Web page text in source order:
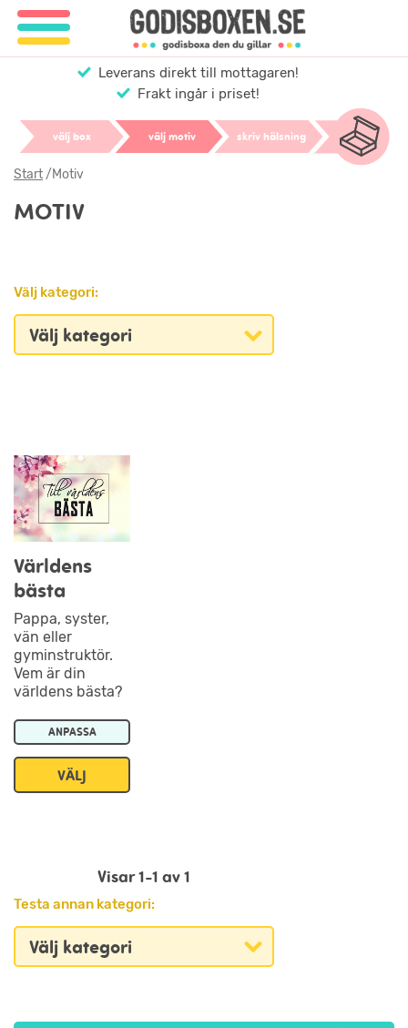
Leverans direkt till mottagaren!
Frakt ingår i priset!
välj box välj motiv skriv hälsning
Start/Motiv
MOTIV
Välj kategori:
Världens
bästa
Pappa, syster,
vän eller
gyminstruktör.
Vem är din
världens bästa?
ANPASSA
VÄLJ
Visar 1-1 av 1
Testa annan kategori: